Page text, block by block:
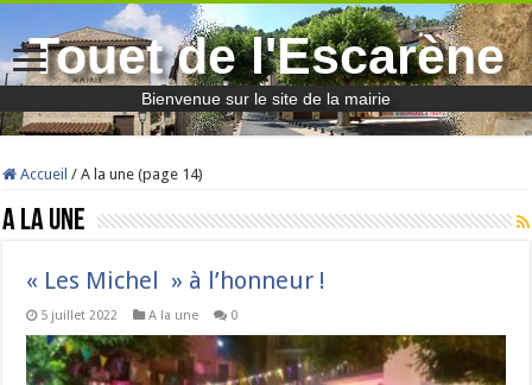
Touet de l'Escarène
Bienvenue sur le site de la mairie
Accueil / A la une (page 14)
A la une
« Les Michel » à l’honneur !
5 juillet 2022 A la une 0